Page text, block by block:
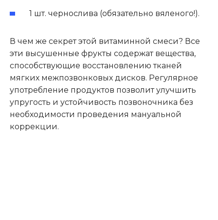
1 шт. чернослива (обязательно вяленого!).
В чем же секрет этой витаминной смеси? Все
эти высушенные фрукты содержат вещества,
способствующие восстановлению тканей
мягких межпозвонковых дисков. Регулярное
употребление продуктов позволит улучшить
упругость и устойчивость позвоночника без
необходимости проведения мануальной
коррекции.